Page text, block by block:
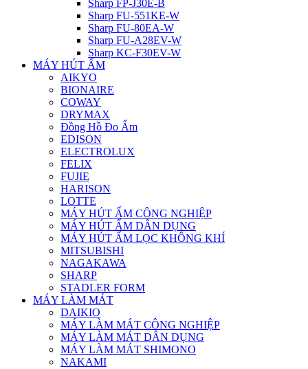
Sharp FP-J30E-B
Sharp FU-551KE-W
Sharp FU-80EA-W
Sharp FU-A28EV-W
Sharp KC-F30EV-W
MÁY HÚT ẨM
AIKYO
BIONAIRE
COWAY
DRYMAX
Đồng Hồ Đo Ẩm
EDISON
ELECTROLUX
FELIX
FUJIE
HARISON
LOTTE
MÁY HÚT ẨM CÔNG NGHIỆP
MÁY HÚT ẨM DÂN DỤNG
MÁY HÚT ẨM LỌC KHÔNG KHÍ
MITSUBISHI
NAGAKAWA
SHARP
STADLER FORM
MÁY LÀM MÁT
DAIKIO
MÁY LÀM MÁT CÔNG NGHIỆP
MÁY LÀM MÁT DÂN DỤNG
MÁY LÀM MÁT SHIMONO
NAKAMI